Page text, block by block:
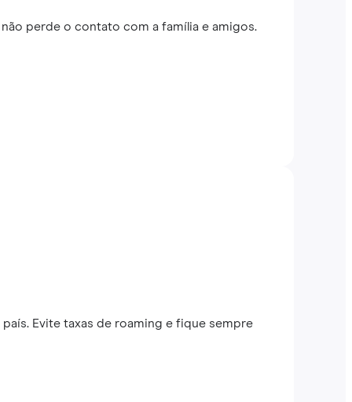
perde o contato com a família e amigos.
Evite taxas de roaming e fique sempre